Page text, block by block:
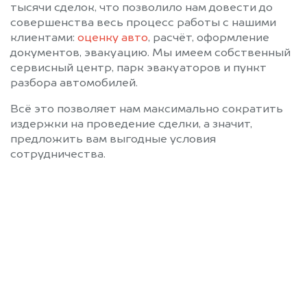
тысячи сделок, что позволило нам довести до
совершенства весь процесс работы с нашими
клиентами: оценку авто, расчёт, оформление
документов, эвакуацию. Мы имеем собственный
сервисный центр, парк эвакуаторов и пункт
разбора автомобилей.
Всё это позволяет нам максимально сократить
издержки на проведение сделки, а значит,
предложить вам выгодные условия
сотрудничества.